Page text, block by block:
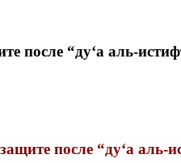
после “ду‘а аль-
после “ду‘а аль-